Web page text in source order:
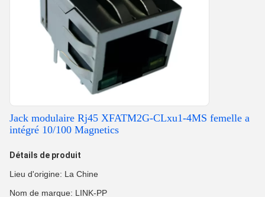
Jack modulaire Rj45 XFATM2G-CLxu1-4MS femelle a
intégré 10/100 Magnetics
Détails de produit
Lieu d'origine: La Chine
Nom de marque: LINK-PP